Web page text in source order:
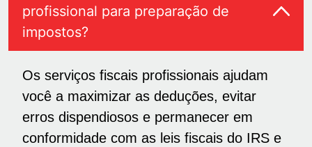
profissional para preparação de
impostos?
Os serviços fiscais profissionais ajudam
você a maximizar as deduções, evitar
erros dispendiosos e permanecer em
conformidade com as leis fiscais do IRS e